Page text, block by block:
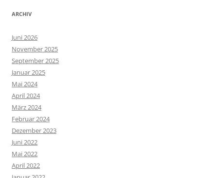
ARCHIV
Juni 2026
November 2025
September 2025
Januar 2025
Mai 2024
April 2024
März 2024
Februar 2024
Dezember 2023
Juni 2022
Mai 2022
April 2022